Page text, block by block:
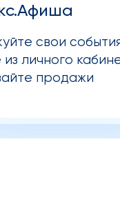
свои
личного
продажи